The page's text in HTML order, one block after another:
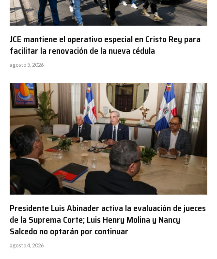
JCE mantiene el operativo especial en Cristo Rey para
facilitar la renovación de la nueva cédula
agosto 5, 2026
Presidente Luis Abinader activa la evaluación de jueces
de la Suprema Corte; Luis Henry Molina y Nancy
Salcedo no optarán por continuar
agosto 4, 2026